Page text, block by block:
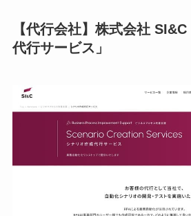
【代行会社】株式会社
代行サービス」